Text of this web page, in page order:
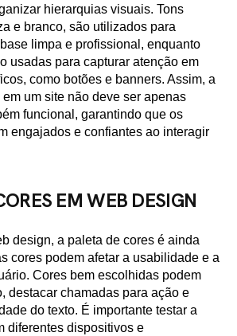
hierarquias visuais. Tons
e branco, são utilizados para
limpa e profissional, enquanto
usadas para capturar atenção em
como botões e banners. Assim, a
um site não deve ser apenas
funcional, garantindo que os
engajados e confiantes ao interagir
EM WEB DESIGN
design, a paleta de cores é ainda
cores podem afetar a usabilidade e a
Cores bem escolhidas podem
destacar chamadas para ação e
do texto. É importante testar a
diferentes dispositivos e